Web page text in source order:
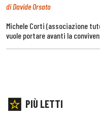
di Davide Orsato
Michele Corti (associazione
vuole portare avanti la
PIÙ LETTI